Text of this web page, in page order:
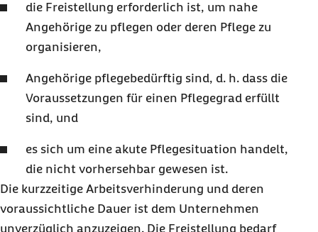
die Freistellung erforderlich ist, um nahe
Angehörige zu pflegen oder deren Pflege zu
organisieren,
Angehörige pflegebedürftig sind, d. h. dass die
Voraussetzungen für einen Pflegegrad erfüllt
sind, und
es sich um eine akute Pflegesituation handelt,
die nicht vorhersehbar gewesen ist.
Die kurzzeitige Arbeitsverhinderung und deren
voraussichtliche Dauer ist dem Unternehmen
unverzüglich anzuzeigen. Die Freistellung bedarf